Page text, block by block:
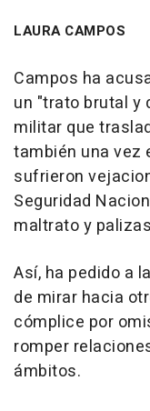
LAURA CAMPOS
Campos ha
un "trato brutal y
militar que
también una vez
sufrieron
Seguridad
maltrato y
Así, ha pedido a
de mirar hacia
cómplice por
romper
ámbitos.